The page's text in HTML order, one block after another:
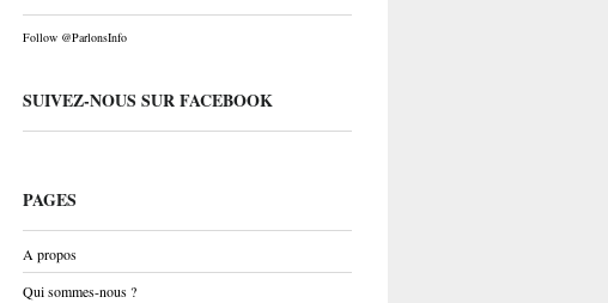
Follow @ParlonsInfo
SUIVEZ-NOUS SUR FACEBOOK
PAGES
A propos
Qui sommes-nous ?